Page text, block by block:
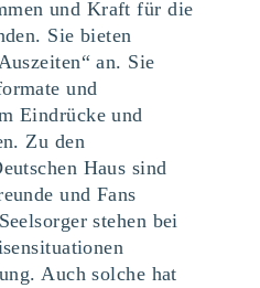
und Kraft für die
Sie bieten
an. Sie
und
Eindrücke und
Zu den
Haus sind
und Fans
stehen bei
Auch solche hat